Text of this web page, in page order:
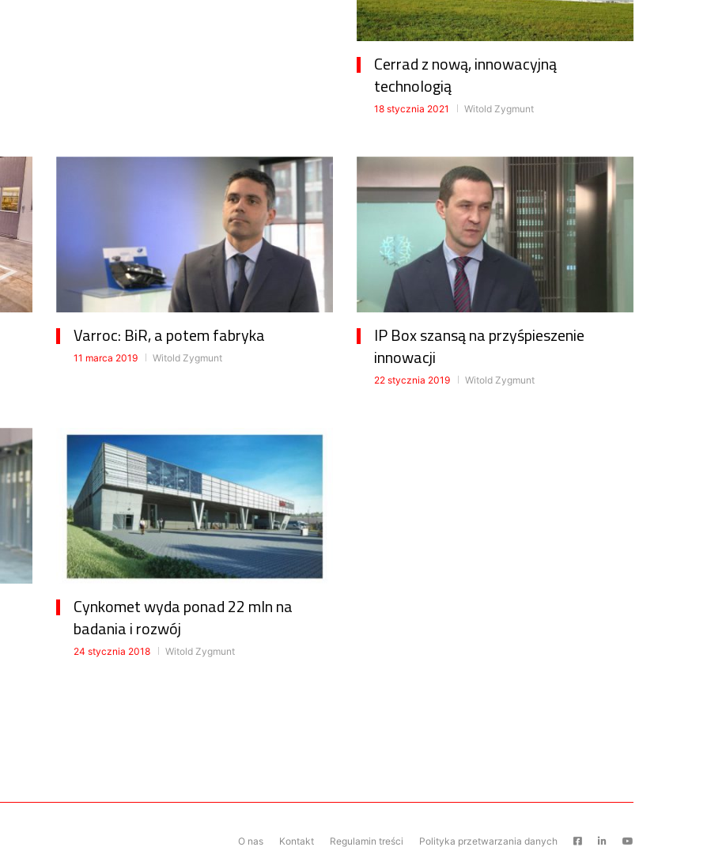
Cerrad z nową, innowacyjną
technologią
18 stycznia 2021 Witold Zygmunt
Varroc: BiR, a potem fabryka
11 marca 2019 Witold Zygmunt
IP Box szansą na przyśpieszenie
innowacji
22 stycznia 2019 Witold Zygmunt
Cynkomet wyda ponad 22 mln na
badania i rozwój
24 stycznia 2018 Witold Zygmunt
O nas Kontakt Regulamin treści Polityka przetwarzania danych